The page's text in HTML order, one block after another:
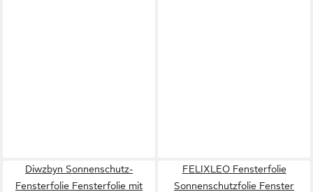
Diwzbyn Sonnenschutz-
Fensterfolie Fensterfolie mit
FELIXLEO Fensterfolie
Sonnenschutzfolie Fenster